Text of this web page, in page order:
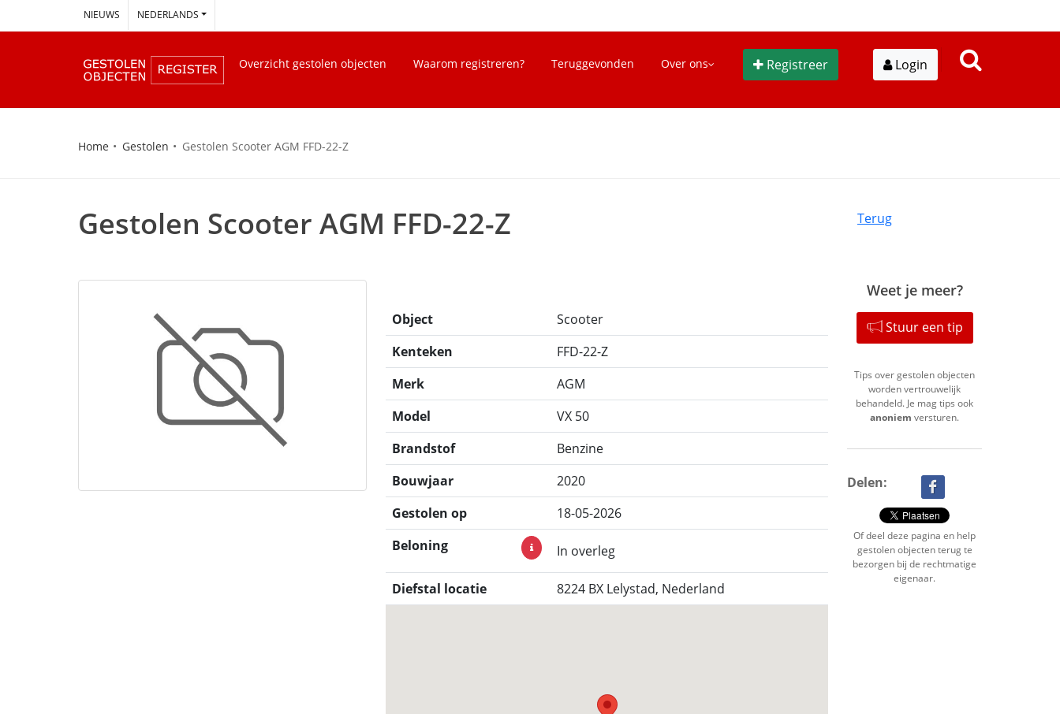
NIEUWS NEDERLANDS
Overzicht gestolen objecten Waarom registreren? Teruggevonden Over ons Registreer Login
Home Gestolen Gestolen Scooter AGM FFD-22-Z
Gestolen Scooter AGM FFD-22-Z Terug
Object
Scooter
Kenteken
FFD-22-Z
Merk
AGM
Model
VX 50
Brandstof
Benzine
Bouwjaar
2020
Gestolen op
18-05-2026
Beloning
In overleg
Diefstal locatie 8224 BX Lelystad, Nederland
Weet je meer?
Stuur een tip
Tips over gestolen objecten
worden vertrouwelijk
behandeld. Je mag tips ook
anoniem versturen.
Delen:
Of deel deze pagina en help
gestolen objecten terug te
bezorgen bij de rechtmatige
eigenaar.